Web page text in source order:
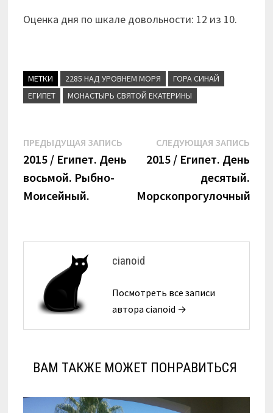
Оценка дня по шкале довольности: 12 из 10.
МЕТКИ 2285 НАД УРОВНЕМ МОРЯ
ГОРА СИНАЙ
ЕГИПЕТ
МОНАСТЫРЬ СВЯТОЙ ЕКАТЕРИНЫ
Навигация
по
записям
ПРЕДЫДУЩАЯ ЗАПИСЬПредыдущая
запись:
2015 / Египет. День
восьмой. Рыбно-
Моисейный.
СЛЕДУЮЩАЯ ЗАПИСЬ
2015 / Египет. День
десятый.
Морскопрогулочный.
cianoid
Посмотреть все записи
автора cianoid →
ВАМ ТАКЖЕ МОЖЕТ ПОНРАВИТЬСЯ